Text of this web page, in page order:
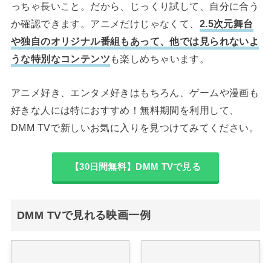
っちゃ長いこと。だから、じっくり試して、自分に合う
か確認できます。アニメだけじゃなくて、 2.5次元舞台
や独自のオリジナル番組もあって、他では見られないよ
うな特別なコンテンツ も楽しめちゃいます。
アニメ好き、エンタメ好きはもちろん、ゲームや漫画も
好きな人には特におすすめ！無料期間を利用して、
DMM TVで新しいお気に入りを見つけてみてください。
【30日間無料】DMM TVで見る
DMM TVで見れる映画一例